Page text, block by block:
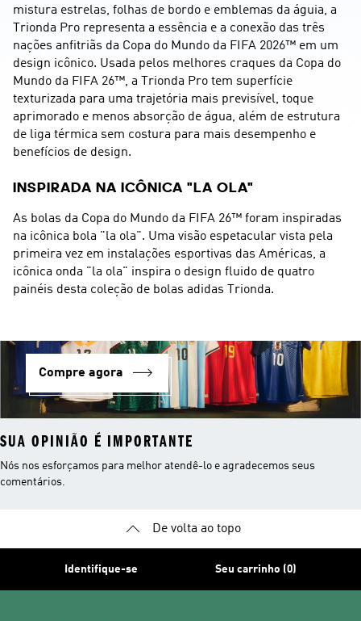
mistura estrelas, folhas de bordo e emblemas da águia, a
Trionda Pro representa a essência e a conexão das três
nações anfitriãs da Copa do Mundo da FIFA 2026™ em um
design icônico. Usada pelos melhores craques da Copa do
Mundo da FIFA 26™, a Trionda Pro tem superfície
texturizada para uma trajetória mais previsível, toque
aprimorado e menos absorção de água, além de estrutura
de liga térmica sem costura para mais desempenho e
benefícios de design.
INSPIRADA NA ICÔNICA "LA OLA"
As bolas da Copa do Mundo da FIFA 26™ foram inspiradas
na icônica bola "la ola". Uma visão espetacular vista pela
primeira vez em instalações esportivas das Américas, a
icônica onda "la ola" inspira o design fluido de quatro
painéis desta coleção de bolas adidas Trionda.
Compre agora
SUA OPINIÃO É IMPORTANTE
Nós nos esforçamos para melhor atendê-lo e agradecemos seus
comentários.
De volta ao topo
Identifique-se Seu carrinho (0)